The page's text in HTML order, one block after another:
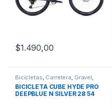
$1.490,00
Este producto tiene
Bicicletas Carretera Gravel
Promoción Bici Promociones
Ruta
BICICLETA CUBE HYDE PRO
DEEPBLUE N SILVER 28 54